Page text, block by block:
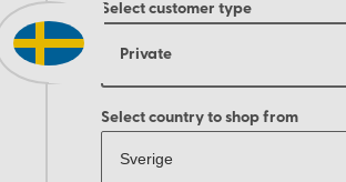
Select customer type
Private
Select country to shop from